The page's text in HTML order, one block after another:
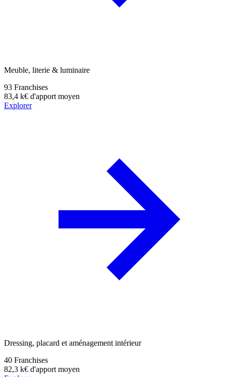
Meuble, literie & luminaire
93 Franchises
83,4 k€ d'apport moyen
Explorer
Dressing, placard et aménagement intérieur
40 Franchises
82,3 k€ d'apport moyen